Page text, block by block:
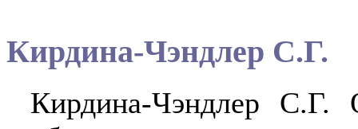
Кирдина-Чэндлер С.Г.
Кирдина-Чэндлер С.Г.